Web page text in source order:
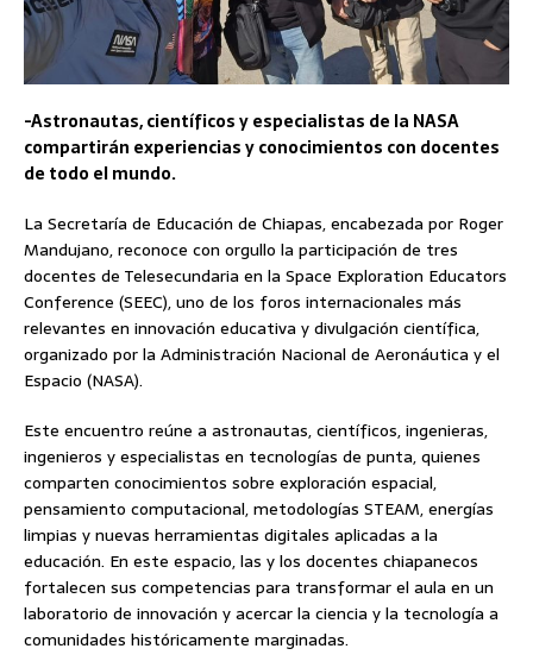
-Astronautas, científicos y especialistas de la NASA
compartirán experiencias y conocimientos con docentes
de todo el mundo.
La Secretaría de Educación de Chiapas, encabezada por Roger
Mandujano, reconoce con orgullo la participación de tres
docentes de Telesecundaria en la Space Exploration Educators
Conference (SEEC), uno de los foros internacionales más
relevantes en innovación educativa y divulgación científica,
organizado por la Administración Nacional de Aeronáutica y el
Espacio (NASA).
Este encuentro reúne a astronautas, científicos, ingenieras,
ingenieros y especialistas en tecnologías de punta, quienes
comparten conocimientos sobre exploración espacial,
pensamiento computacional, metodologías STEAM, energías
limpias y nuevas herramientas digitales aplicadas a la
educación. En este espacio, las y los docentes chiapanecos
fortalecen sus competencias para transformar el aula en un
laboratorio de innovación y acercar la ciencia y la tecnología a
comunidades históricamente marginadas.